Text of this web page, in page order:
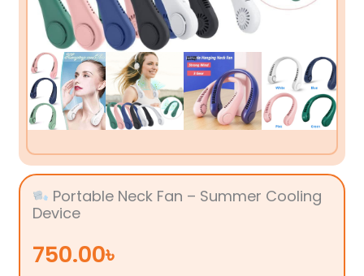
Portable Neck Fan – Summer Cooling
Device
750.00৳